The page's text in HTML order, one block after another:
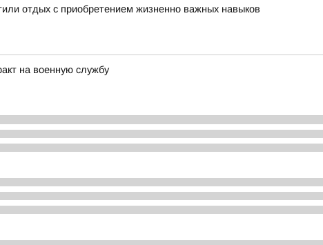
отдых с приобретением жизненно важных навыков
на военную службу